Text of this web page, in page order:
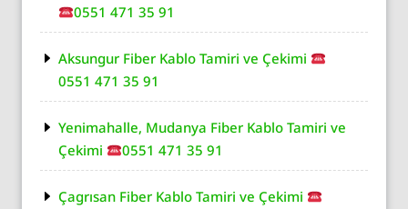
0551 471 35 91
Aksungur Fiber Kablo Tamiri ve Çekimi
0551 471 35 91
Yenimahalle, Mudanya Fiber Kablo Tamiri ve
Çekimi
0551 471 35 91
Çagrısan Fiber Kablo Tamiri ve Çekimi